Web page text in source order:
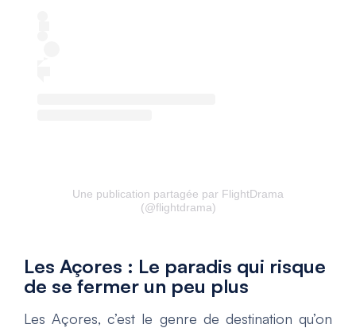
Une publication partagée par FlightDrama
(@flightdrama)
Les Açores : Le paradis qui risque
de se fermer un peu plus
Les Açores, c’est le genre de destination qu’on